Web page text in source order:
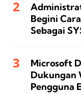
Begini
Sebagai
Microsoft
Dukungan
Pengguna